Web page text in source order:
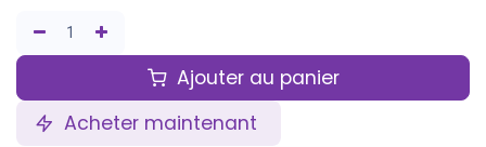
Ajouter au panier
Acheter maintenant